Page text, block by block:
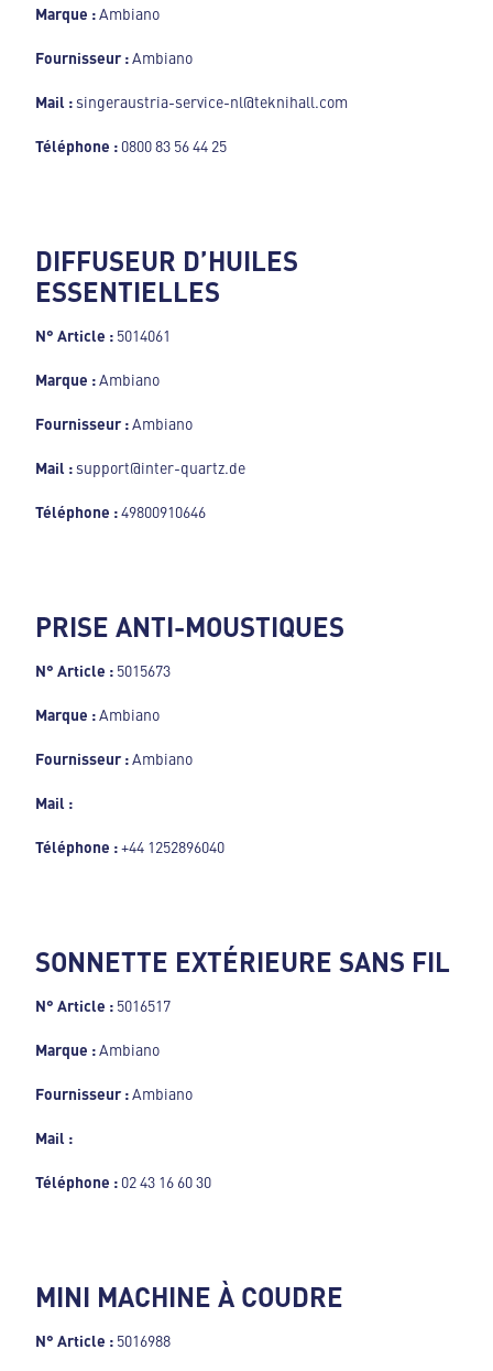
Marque :Ambiano
Fournisseur :Ambiano
Mail : singeraustria-service-nl@teknihall.com
Téléphone : 0800 83 56 44 25
DIFFUSEUR D’HUILES
ESSENTIELLES
N° Article : 5014061
Marque :Ambiano
Fournisseur :Ambiano
Mail : support@inter-quartz.de
Téléphone :49800910646
PRISE ANTI-MOUSTIQUES
N° Article : 5015673
Marque :Ambiano
Fournisseur :Ambiano
Mail :
Téléphone :+44 1252896040
SONNETTE EXTÉRIEURE SANS FIL
N° Article : 5016517
Marque :Ambiano
Fournisseur :Ambiano
Mail :
Téléphone : 02 43 16 60 30
MINI MACHINE À COUDRE
N° Article : 5016988